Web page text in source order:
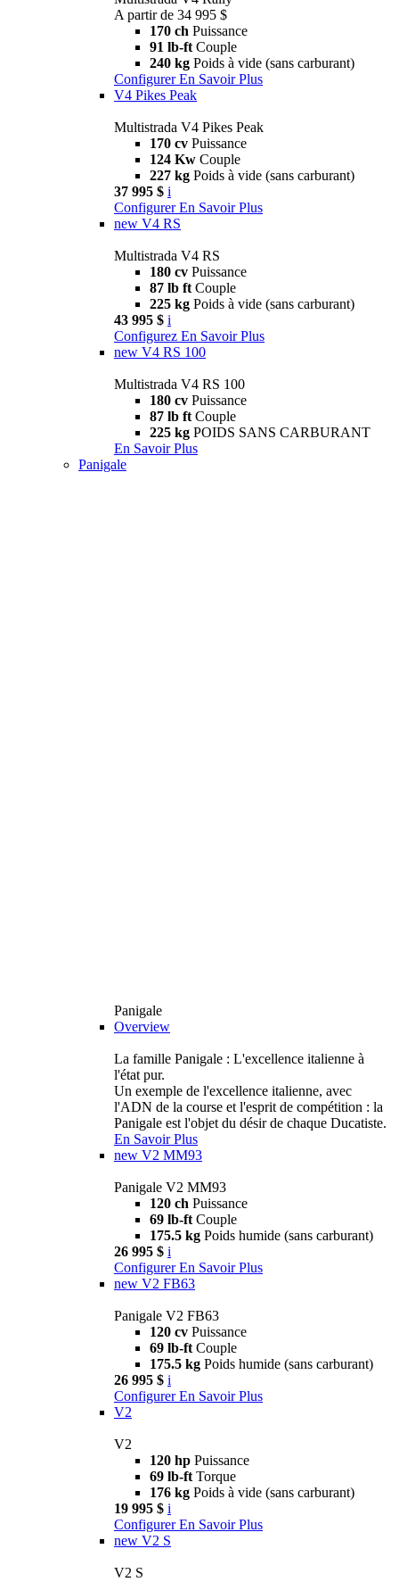
A partir de 34 995 $
170 ch Puissance
91 lb-ft Couple
240 kg Poids à vide (sans carburant)
Configurer En Savoir Plus
V4 Pikes Peak
Multistrada V4 Pikes Peak
170 cv Puissance
124 Kw Couple
227 kg Poids à vide (sans carburant)
37 995 $ i
Configurer En Savoir Plus
new V4 RS
Multistrada V4 RS
180 cv Puissance
87 lb ft Couple
225 kg Poids à vide (sans carburant)
43 995 $ i
Configurez En Savoir Plus
new V4 RS 100
Multistrada V4 RS 100
180 cv Puissance
87 lb ft Couple
225 kg POIDS SANS CARBURANT
En Savoir Plus
Panigale
Panigale
Overview
La famille Panigale : L'excellence italienne à
l'état pur.
Un exemple de l'excellence italienne, avec
l'ADN de la course et l'esprit de compétition : la
Panigale est l'objet du désir de chaque Ducatiste.
En Savoir Plus
new V2 MM93
Panigale V2 MM93
120 ch Puissance
69 lb-ft Couple
175.5 kg Poids humide (sans carburant)
26 995 $ i
Configurer En Savoir Plus
new V2 FB63
Panigale V2 FB63
120 cv Puissance
69 lb-ft Couple
175.5 kg Poids humide (sans carburant)
26 995 $ i
Configurer En Savoir Plus
V2
V2
120 hp Puissance
69 lb-ft Torque
176 kg Poids à vide (sans carburant)
19 995 $ i
Configurer En Savoir Plus
new V2 S
V2 S